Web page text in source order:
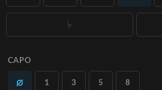
CAPO
1 3 5 8